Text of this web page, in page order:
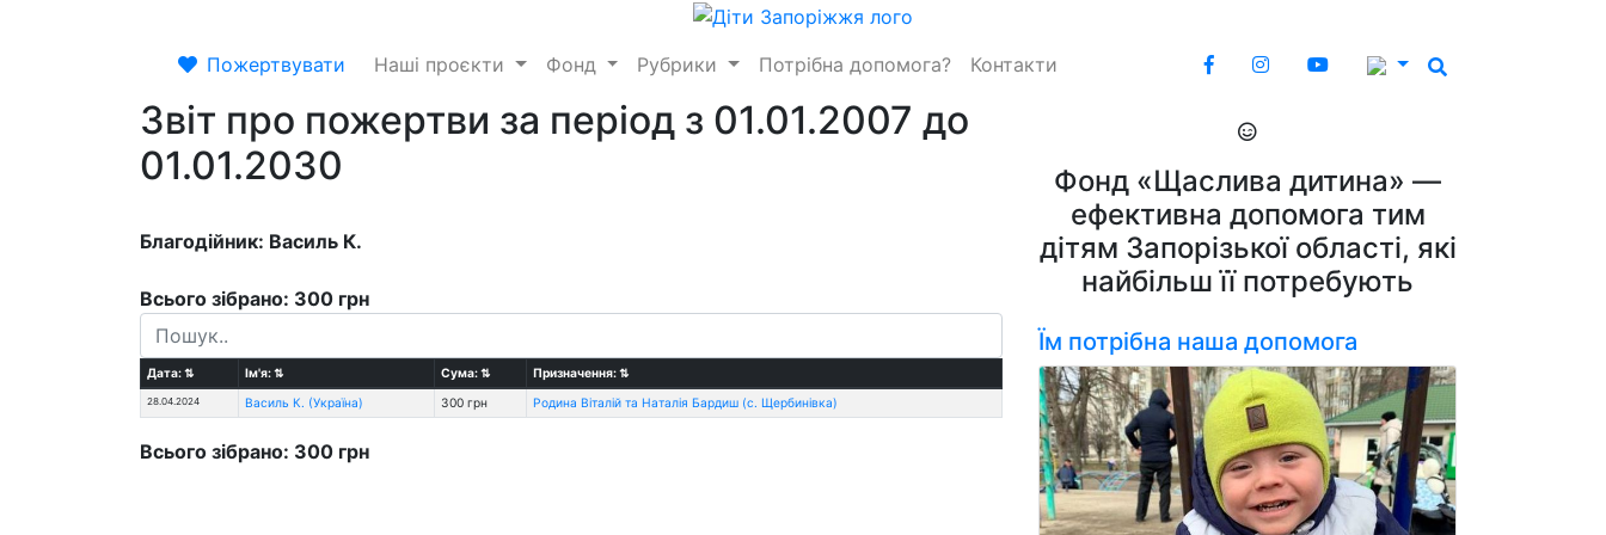
Пожертвувати Наші проєкти Фонд Рубрики Потрібна допомога? Контакти
Звіт про пожертви за період з 01.01.2007 до
01.01.2030
Благодійник: Василь К.
Всього зібрано: 300 грн
Дата:⇅ Ім'я:⇅ Сума:⇅ Призначення:⇅
28.04.2024 Василь К. (Україна) 300 грн Родина Віталій та Наталія Бардиш (с. Щербинівка)
Всього зібрано: 300 грн
Фонд «Щаслива дитина» —
ефективна допомога тим
дітям Запорізької області, які
найбільш її потребують
Їм потрібна наша допомога